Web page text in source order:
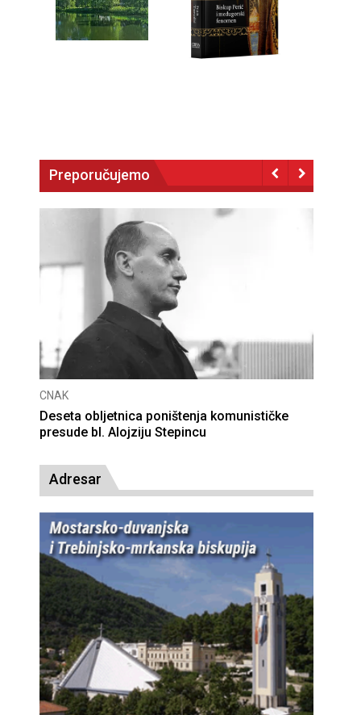
Preporučujemo
CNAK
Deseta obljetnica poništenja komunističke
presude bl. Alojziju Stepincu
Adresar